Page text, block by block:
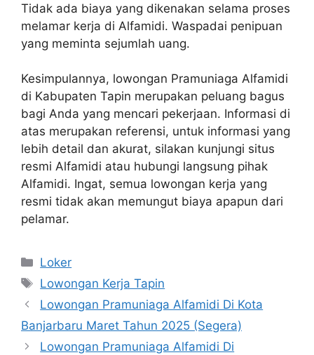
Tidak ada biaya yang dikenakan selama proses
melamar kerja di Alfamidi. Waspadai penipuan
yang meminta sejumlah uang.
Kesimpulannya, lowongan Pramuniaga Alfamidi
di Kabupaten Tapin merupakan peluang bagus
bagi Anda yang mencari pekerjaan. Informasi di
atas merupakan referensi, untuk informasi yang
lebih detail dan akurat, silakan kunjungi situs
resmi Alfamidi atau hubungi langsung pihak
Alfamidi. Ingat, semua lowongan kerja yang
resmi tidak akan memungut biaya apapun dari
pelamar.
Kategori
Loker
Tag
Lowongan Kerja Tapin
Lowongan Pramuniaga Alfamidi Di Kota
Banjarbaru Maret Tahun 2025 (Segera)
Lowongan Pramuniaga Alfamidi Di